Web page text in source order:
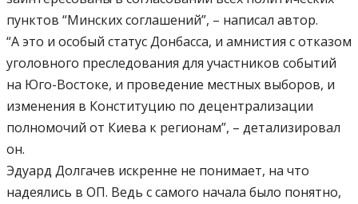
пунктов “Минских соглашений”, – написал автор.
“А это и особый статус Донбасса, и амнистия с отказом
уголовного преследования для участников событий
на Юго-Востоке, и проведение местных выборов, и
изменения в Конституцию по децентрализации
полномочий от Киева к регионам”, – детализировал
он.
Эдуард Долгачев искренне не понимает, на что
надеялись в ОП. Ведь с самого начала было понятно,